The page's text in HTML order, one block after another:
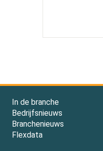
In de branche
Bedrijfsnieuws
Branchenieuws
Flexdata